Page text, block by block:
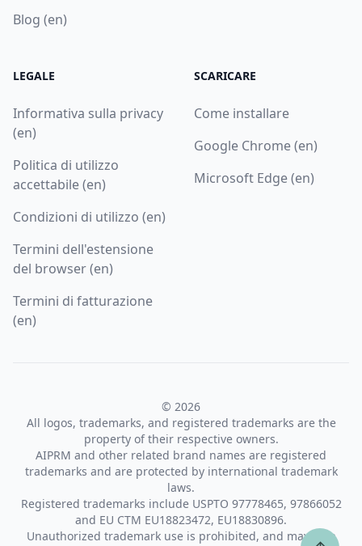
Blog (en)
LEGALE
Informativa sulla privacy
(en)
Politica di utilizzo
accettabile (en)
Condizioni di utilizzo (en)
Termini dell'estensione
del browser (en)
Termini di fatturazione
(en)
SCARICARE
Come installare
Google Chrome (en)
Microsoft Edge (en)
© 2026
All logos, trademarks, and registered trademarks are the
property of their respective owners.
AIPRM and other related brand names are registered
trademarks and are protected by international trademark
laws.
Registered trademarks include USPTO 97778465, 97866052
and EU CTM EU18823472, EU18830896.
Unauthorized trademark use is prohibited, and may be a